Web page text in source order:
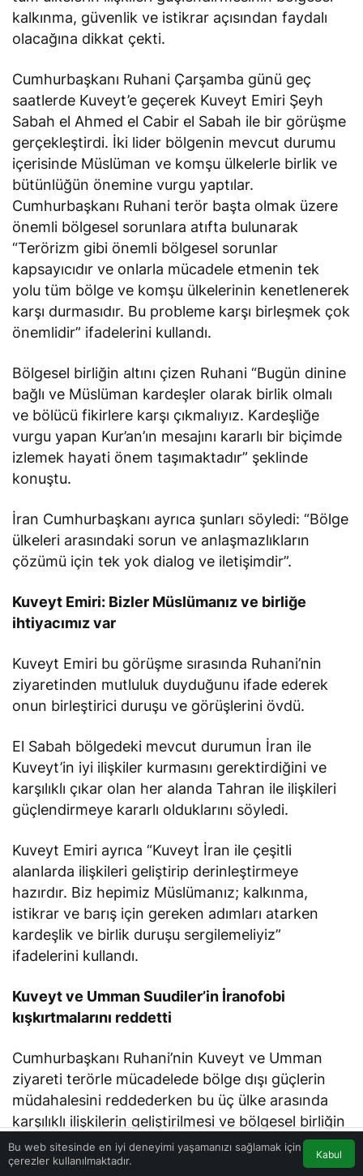
kalkınma, güvenlik ve istikrar açısından faydalı
olacağına dikkat çekti.
Cumhurbaşkanı Ruhani Çarşamba günü geç
saatlerde Kuveyt’e geçerek Kuveyt Emiri Şeyh
Sabah el Ahmed el Cabir el Sabah ile bir görüşme
gerçekleştirdi. İki lider bölgenin mevcut durumu
içerisinde Müslüman ve komşu ülkelerle birlik ve
bütünlüğün önemine vurgu yaptılar.
Cumhurbaşkanı Ruhani terör başta olmak üzere
önemli bölgesel sorunlara atıfta bulunarak
“Terörizm gibi önemli bölgesel sorunlar
kapsayıcıdır ve onlarla mücadele etmenin tek
yolu tüm bölge ve komşu ülkelerinin kenetlenerek
karşı durmasıdır. Bu probleme karşı birleşmek çok
önemlidir” ifadelerini kullandı.
Bölgesel birliğin altını çizen Ruhani “Bugün dinine
bağlı ve Müslüman kardeşler olarak birlik olmalı
ve bölücü fikirlere karşı çıkmalıyız. Kardeşliğe
vurgu yapan Kur’an’ın mesajını kararlı bir biçimde
izlemek hayati önem taşımaktadır” şeklinde
konuştu.
İran Cumhurbaşkanı ayrıca şunları söyledi: “Bölge
ülkeleri arasındaki sorun ve anlaşmazlıkların
çözümü için tek yok dialog ve iletişimdir”.
Kuveyt Emiri: Bizler Müslümanız ve birliğe
ihtiyacımız var
Kuveyt Emiri bu görüşme sırasında Ruhani’nin
ziyaretinden mutluluk duyduğunu ifade ederek
onun birleştirici duruşu ve görüşlerini övdü.
El Sabah bölgedeki mevcut durumun İran ile
Kuveyt’in iyi ilişkiler kurmasını gerektirdiğini ve
karşılıklı çıkar olan her alanda Tahran ile ilişkileri
güçlendirmeye kararlı olduklarını söyledi.
Kuveyt Emiri ayrıca “Kuveyt İran ile çeşitli
alanlarda ilişkileri geliştirip derinleştirmeye
hazırdır. Biz hepimiz Müslümanız; kalkınma,
istikrar ve barış için gereken adımları atarken
kardeşlik ve birlik duruşu sergilemeliyiz”
ifadelerini kullandı.
Kuveyt ve Umman Suudiler’in İranofobi
kışkırtmalarını reddetti
Cumhurbaşkanı Ruhani’nin Kuveyt ve Umman
ziyareti terörle mücadelede bölge dışı güçlerin
müdahalesini reddederken bu üç ülke arasında
karşılıklı ilişkilerin geliştirilmesi ve bölgesel birliğin
güçlendirilmesi için ortak duruş sergilenmesi
gerektiğini göstermiş oldu. Bu ziyaret ayrıca Irak,
Bu web sitesinde en iyi deneyimi yaşamanızı sağlamak için
çerezler kullanılmaktadır.
Kabul
Anasayfa Akış Trafik